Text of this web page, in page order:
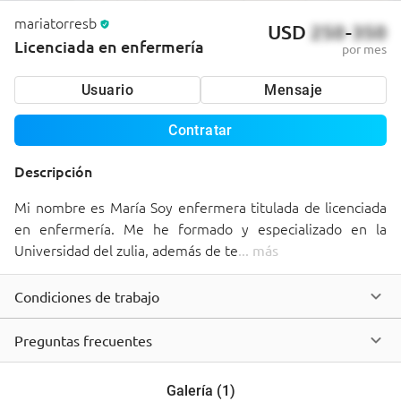
mariatorresb
Licenciada en enfermería
USD 250-350
por mes
Usuario Mensaje
Contratar
Descripción
Mi nombre es María Soy enfermera titulada de licenciada
en enfermería. Me he formado y especializado en la
Universidad del zulia, además de te... más
Condiciones de trabajo
Preguntas frecuentes
Galería (1)